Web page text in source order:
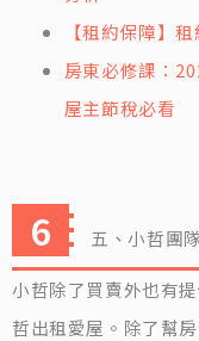
【租約保障】
房東必修課：
屋主節稅必看
五、小哲團
小哲除了買賣外也有
哲出租愛屋。除了幫